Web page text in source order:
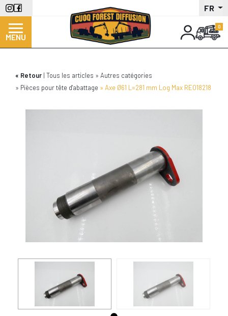
Aller
au
contenu
principal
FR
MENU
Retour Tous les articles
Autres catégories
Pièces pour tête d'abattage
Axe Ø61 L=281 mm Log Max RE018218